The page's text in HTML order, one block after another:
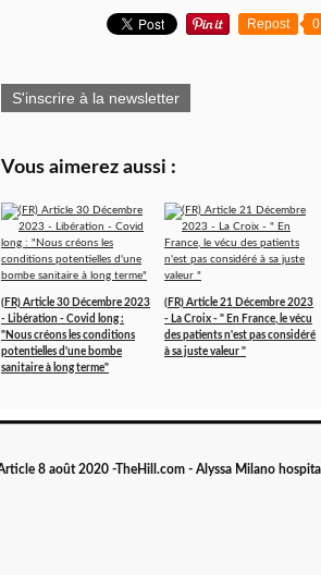
Repost 0
S'inscrire à la newsletter
Vous aimerez aussi :
(FR) Article 30 Décembre 2023
- Libération - Covid long :
"Nous créons les conditions
potentielles d'une bombe
sanitaire à long terme"
(FR) Article 21 Décembre 2023
- La Croix - " En France, le vécu
des patients n'est pas considéré
à sa juste valeur "